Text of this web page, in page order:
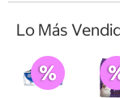
Lo Más